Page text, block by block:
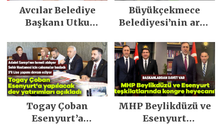
Avcılar Belediye
Başkanı Utku
tahliye edildi
Büyükçekmece
Belediyesi’nin araç
Togay Çoban
Esenyurt’a
MHP Beylikdüzü ve
Esenyurt